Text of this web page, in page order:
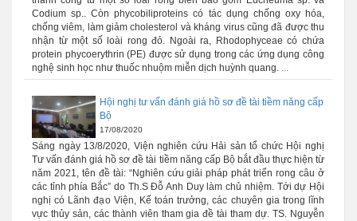
Codium sp.. Còn phycobiliproteins có tác dụng chống oxy hóa,
chống viêm, làm giảm cholesterol và kháng virus cũng đã được thu
nhận từ một số loài rong đỏ. Ngoài ra, Rhodophyceae có chứa
protein phycoerythrin (PE) được sử dụng trong các ứng dụng công
nghệ sinh học như thuốc nhuộm miễn dịch huỳnh quang. ...
Hội nghị tư vấn đánh giá hồ sơ đề tài tiềm năng cấp
Bộ
17/08/2020
Sáng ngày 13/8/2020, Viện nghiên cứu Hải sản tổ chức Hội nghị
Tư vấn đánh giá hồ sơ đề tài tiềm năng cấp Bộ bắt đầu thực hiện từ
năm 2021, tên đề tài: “Nghiên cứu giải pháp phát triển rong câu ở
các tỉnh phía Bắc” do Th.S Đỗ Anh Duy làm chủ nhiệm. Tới dự Hội
nghị có Lãnh đạo Viện, Kế toán trưởng, các chuyên gia trong lĩnh
vực thủy sản, các thành viên tham gia đề tài tham dự. TS. Nguyễn